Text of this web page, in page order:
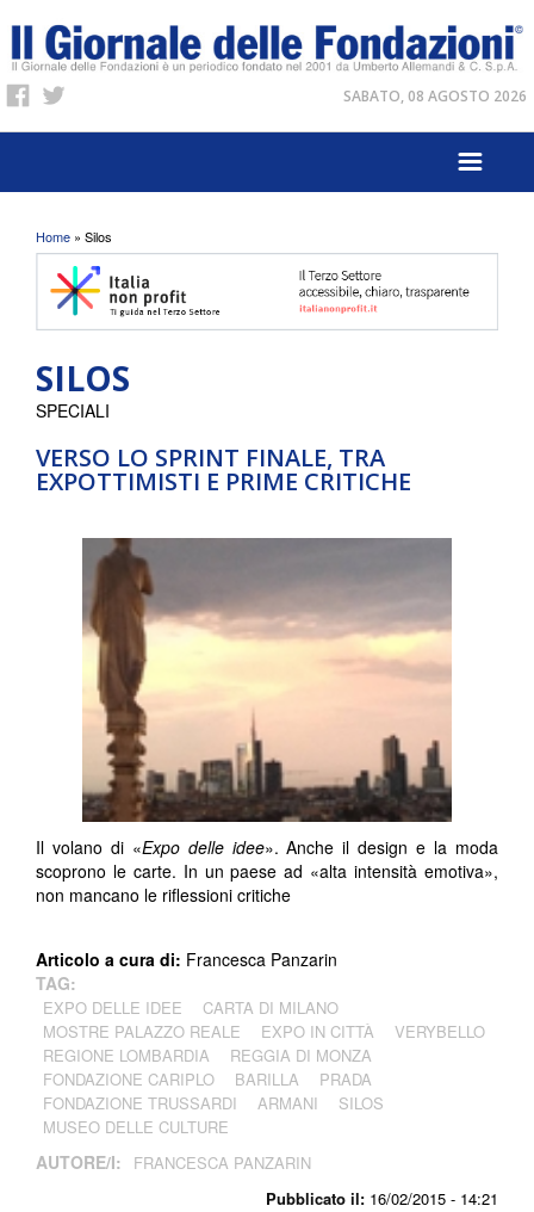
SABATO, 08 AGOSTO 2026
Tu sei qui
Home » Silos
SILOS
VERSO LO SPRINT FINALE, TRA
EXPOTTIMISTI E PRIME CRITICHE
Pubblicato il: 16/02/2015 - 14:21
SPECIALI
Il volano di «Expo delle idee». Anche il design e la moda
scoprono le carte. In un paese ad «alta intensità emotiva»,
non mancano le riflessioni critiche
Articolo a cura di: Francesca Panzarin
TAG:
EXPO DELLE IDEE
CARTA DI MILANO
MOSTRE PALAZZO REALE
EXPO IN CITTÀ
VERYBELLO
REGIONE LOMBARDIA
REGGIA DI MONZA
FONDAZIONE CARIPLO
BARILLA
PRADA
FONDAZIONE TRUSSARDI
ARMANI
SILOS
MUSEO DELLE CULTURE
AUTORE/I: FRANCESCA PANZARIN